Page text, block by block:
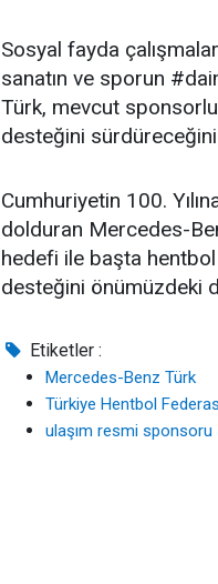
Sosyal fayda
sanatın ve sporun
Türk, mevcut
desteğini
Cumhuriyetin 100.
dolduran Mercedes-
hedefi ile başta
desteğini önümüzdeki
Etiketler :
Mercedes-Benz Türk
Türkiye Hentbol
ulaşım resmi sponsoru